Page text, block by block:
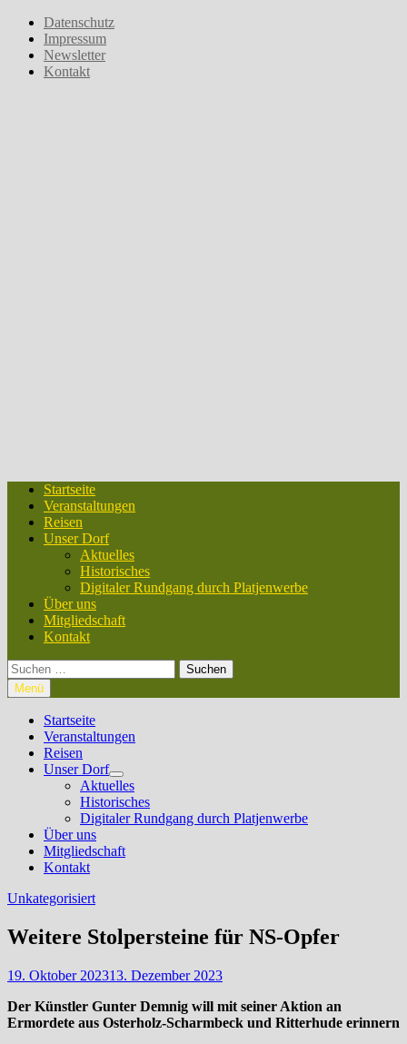
Zum
Inhalt
springen
Datenschutz
Impressum
Newsletter
Kontakt
Startseite
Veranstaltungen
Reisen
Unser Dorf
Aktuelles
Historisches
Digitaler Rundgang durch Platjenwerbe
Über uns
Mitgliedschaft
Kontakt
Suchen
nach:
Menü
Startseite
Veranstaltungen
Reisen
Unser Dorf
Untermenü
anzeigen
Aktuelles
Historisches
Digitaler Rundgang durch Platjenwerbe
Über uns
Mitgliedschaft
Kontakt
Unkategorisiert
Weitere Stolpersteine für NS-Opfer
19. Oktober 202313. Dezember 2023
Der Künstler Gunter Demnig will mit seiner Aktion an
Ermordete aus Osterholz-Scharmbeck und Ritterhude erinnern